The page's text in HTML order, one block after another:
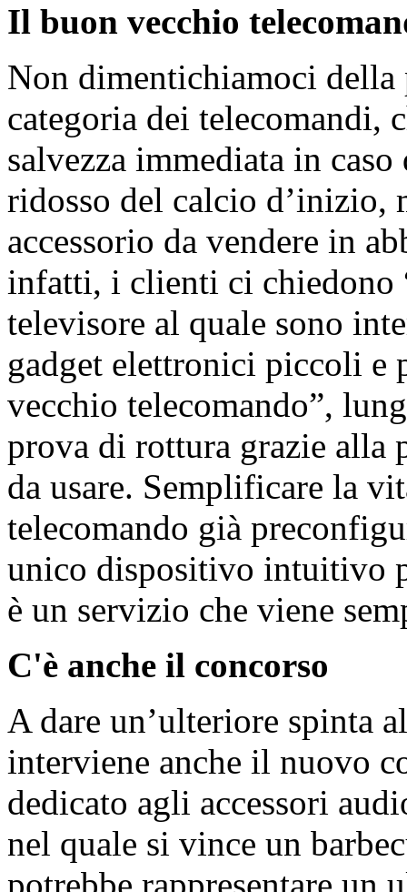
Il buon vecchio
Non dimentichiamoci della
categoria dei telecomandi,
salvezza immediata in
ridosso del calcio d’inizio,
accessorio da vendere in
infatti, i clienti ci chiedono
televisore al quale sono
gadget elettronici piccoli
vecchio telecomando”,
prova di rottura grazie alla
da usare. Semplificare la
telecomando già
unico dispositivo intuitivo
è un servizio che viene
C'è anche il concorso
A dare un’ulteriore spinta
interviene anche il nuovo
dedicato agli accessori
nel quale si vince un
potrebbe rappresentare un